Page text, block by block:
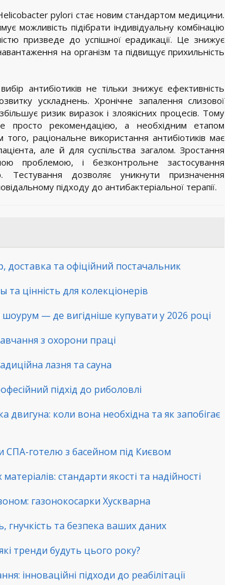
pylori стає новим стандартом медицини.
можливість підібрати індивідуальну комбінацію
призведе до успішної ерадикації. Це знижує
на організм та підвищує прихильність
антибіотиків не тільки знижує ефективність
ускладнень. Хронічне запалення слизової
ризик виразок і злоякісних процесів. Тому
просто рекомендацією, а необхідним етапом
того, раціональне використання антибіотиків має
але й для суспільства загалом. Зростання
проблемою, і безконтрольне застосування
Тестування дозволяє уникнути призначення
підходу до антибактеріальної терапії.
доставка та офіційний постачальник
та цінність для колекціонерів
— де вигідніше купувати у 2026 році
з охорони праці
лазня та сауна
підхід до риболовлі
коли вона необхідна та як запобігає
СПА-готелю з басейном під Києвом
стандарти якості та надійності
газонокосарки Хускварна
гнучкість та безпека ваших даних
тренди будуть цього року?
інноваційні підходи до реабілітації